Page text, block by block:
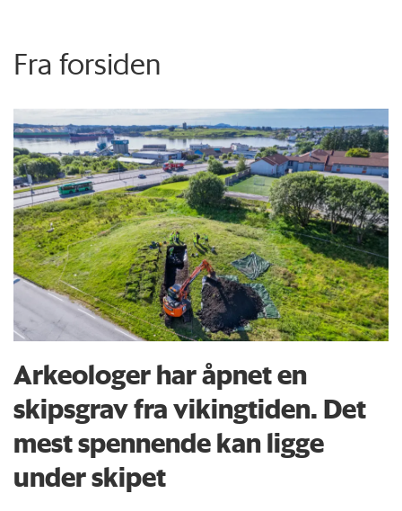
Fra forsiden
Arkeologer har åpnet en
skipsgrav fra vikingtiden. Det
mest spennende kan ligge
under skipet